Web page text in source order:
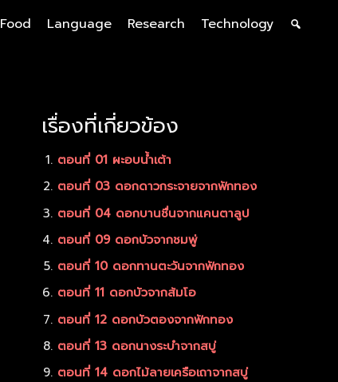
Food Language Research Technology
เรื่องที่เกี่ยวข้อง
ตอนที่ 01 ผะอบน้ำเต้า
ตอนที่ 03 ดอกดาวกระจายจากฟักทอง
ตอนที่ 04 ดอกบานชื่นจากแคนตาลูป
ตอนที่ 09 ดอกบัวจากชมพู่
ตอนที่ 10 ดอกทานตะวันจากฟักทอง
ตอนที่ 11 ดอกบัวจากส้มโอ
ตอนที่ 12 ดอกบัวตองจากฟักทอง
ตอนที่ 13 ดอกนางระบำจากสบู่
ตอนที่ 14 ดอกไม้ลายเครือเถาจากสบู่